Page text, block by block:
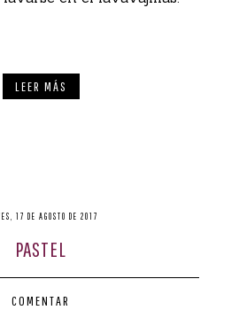
LEER MÁS
17 DE AGOSTO DE 2017
PASTEL
COMENTAR